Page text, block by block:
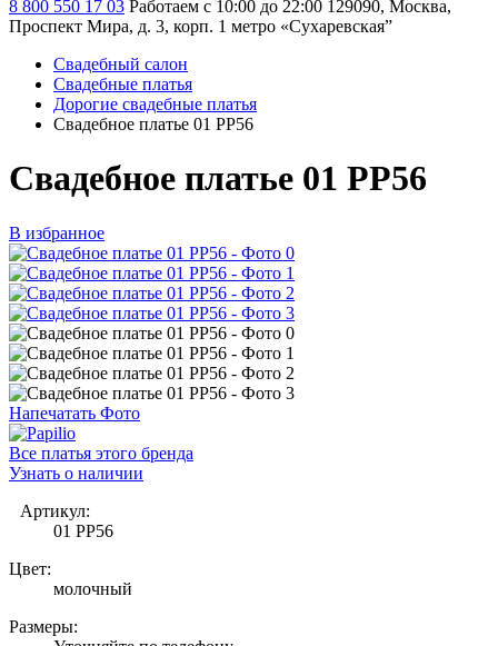
8 800 550 17 03 Работаем с 10:00 до 22:00 129090, Москва,
Проспект Мира, д. 3, корп. 1 метро «Сухаревская”
Свадебный салон
Свадебные платья
Дорогие свадебные платья
Свадебное платье 01 PP56
Свадебное платье 01 PP56
В избранное
Напечатать Фото
Все платья этого бренда
Узнать о наличии
Артикул:
01 PP56
Цвет:
молочный
Размеры: